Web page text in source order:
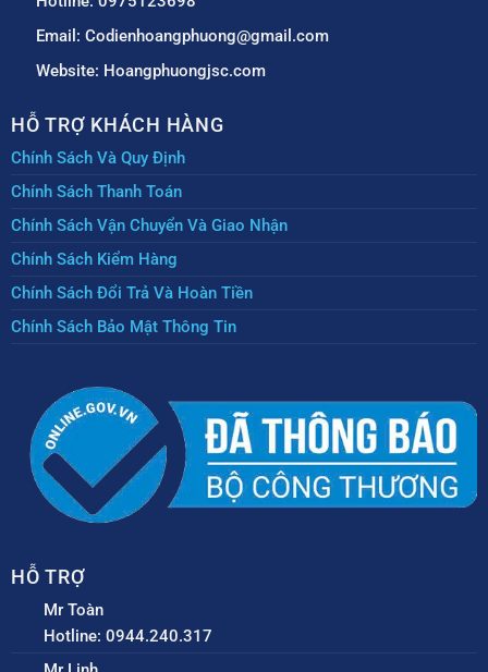
Email: Codienhoangphuong@gmail.com
Website: Hoangphuongjsc.com
HỖ TRỢ KHÁCH HÀNG
Chính Sách Và Quy Định
Chính Sách Thanh Toán
Chính Sách Vận Chuyển Và Giao Nhận
Chính Sách Kiểm Hàng
Chính Sách Đổi Trả Và Hoàn Tiền
Chính Sách Bảo Mật Thông Tin
HỖ TRỢ
Mr Toàn
Hotline: 0944.240.317